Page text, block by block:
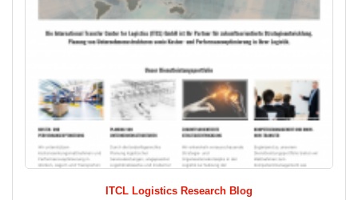
ITCL Logistics Research Blog